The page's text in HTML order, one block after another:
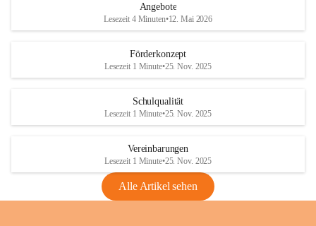
Angebote
Lesezeit 4 Minuten•12. Mai 2026
Förderkonzept
Lesezeit 1 Minute•25. Nov. 2025
Schulqualität
Lesezeit 1 Minute•25. Nov. 2025
Vereinbarungen
Lesezeit 1 Minute•25. Nov. 2025
Alle Artikel sehen